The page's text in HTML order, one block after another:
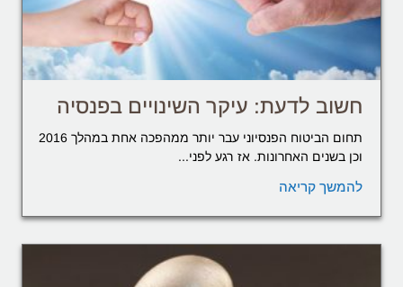
חשוב לדעת: עיקר השינויים בפנסיה
תחום הביטוח הפנסיוני עבר יותר ממהפכה אחת במהלך 2016
וכן בשנים האחרונות. אז רגע לפני...
להמשך קריאה